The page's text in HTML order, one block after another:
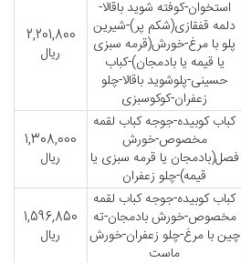
استخوان-کوفته شوید باقالا-
دلمه قفقازی(شکم پر)-شیرین
پلو با مرغ-خورش(قرمه سبزی
یا قیمه یا بادمجان)-کباب
حسینی-پلوشوید باقالا-چلو
زعفران-کوکوسبزی
2,201,800
ریال
کباب کوبیده-جوجه کباب لقمه
مخصوص-خورش
فصل(بادمجان یا قرمه سبزی یا
قیمه)-چلو زعفران
1,308,000
ریال
کباب کوبیده-جوجه کباب لقمه
مخصوص-خورش بادمجان-ته
چین با مرغ-چلو زعفران-خورش
ماست
1,596,850
ریال